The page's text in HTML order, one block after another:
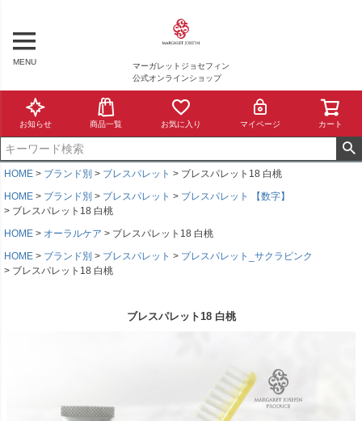
MENU
マーガレットジョセフィン
公式オンラインショップ
お知らせ 商品一覧 お気に入り マイページ カート
HOME ブランド別 ブレスパレット
ブレスパレット18 白桃
HOME
ブランド別 ブレスパレット
ブレスパレット 【数字】
ブレスパレット18 白桃
HOME
オーラルケア
ブレスパレット18 白桃
HOME
ブランド別 ブレスパレット
ブレスパレット_サクラピンク
ブレスパレット18 白桃
ブレスパレット18 白桃